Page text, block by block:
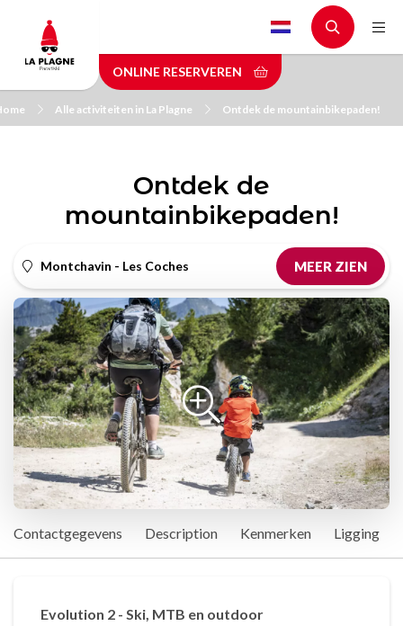
main
content
ONLINE RESERVEREN
Alle activiteiten in La Plagne Ontdek de mountainbikepaden!
Ontdek de
mountainbikepaden!
Montchavin - Les Coches MEER ZIEN
Contactgegevens Description Kenmerken Ligging
Evolution 2 - Ski, MTB en outdoor